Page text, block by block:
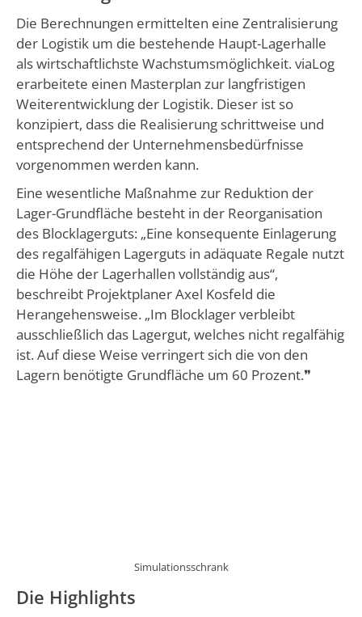
Die Berechnungen ermittelten eine Zentralisierung
der Logistik um die bestehende Haupt-Lagerhalle
als wirtschaftlichste Wachstumsmöglichkeit. viaLog
erarbeitete einen Masterplan zur langfristigen
Weiterentwicklung der Logistik. Dieser ist so
konzipiert, dass die Realisierung schrittweise und
entsprechend der Unternehmensbedürfnisse
vorgenommen werden kann.
Eine wesentliche Maßnahme zur Reduktion der
Lager-Grundfläche besteht in der Reorganisation
des Blocklagerguts: „Eine konsequente Einlagerung
des regalfähigen Lagerguts in adäquate Regale nutzt
die Höhe der Lagerhallen vollständig aus“,
beschreibt Projektplaner Axel Kosfeld die
Herangehensweise. „Im Blocklager verbleibt
ausschließlich das Lagergut, welches nicht regalfähig
ist. Auf diese Weise verringert sich die von den
Lagern benötigte Grundfläche um 60 Prozent.❞
Simulationsschrank
Die Highlights